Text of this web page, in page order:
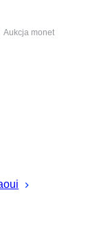
Aukcja monet